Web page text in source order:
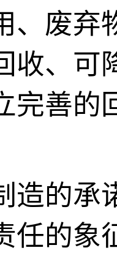
、废弃
收、可
完善的
造的承
任的象